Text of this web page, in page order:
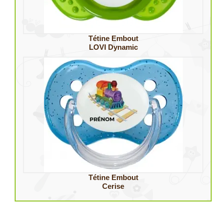
Tétine Embout
LOVI Dynamic
Tétine Embout
Cerise